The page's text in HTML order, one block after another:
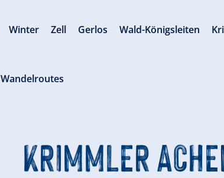
Wandelroutes
KRIMMLER
Winter Zell Gerlos Wald-Königsleiten